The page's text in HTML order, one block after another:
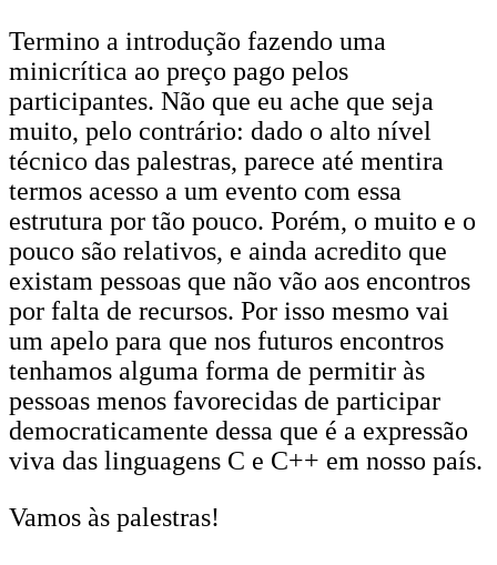
Termino a introdução fazendo uma
minicrítica ao preço pago pelos
participantes. Não que eu ache que seja
muito, pelo contrário: dado o alto nível
técnico das palestras, parece até mentira
termos acesso a um evento com essa
estrutura por tão pouco. Porém, o muito e o
pouco são relativos, e ainda acredito que
existam pessoas que não vão aos encontros
por falta de recursos. Por isso mesmo vai
um apelo para que nos futuros encontros
tenhamos alguma forma de permitir às
pessoas menos favorecidas de participar
democraticamente dessa que é a expressão
viva das linguagens C e C++ em nosso país.
Vamos às palestras!